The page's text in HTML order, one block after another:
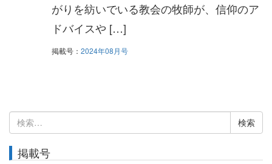
がりを紡いでいる教会の牧師が、信仰のア
ドバイスや […]
掲載号： 2024年08月号
検
索:
掲載号